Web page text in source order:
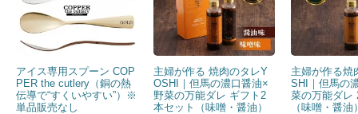
アイス専用スプーン COP
PER the cutlery（銅の熱
伝導で“すくいやすい”）※
単品販売なし
主婦が作る 焼肉のタレY
OSHI｜但馬の濃口醤油×
野菜の万能ダレ ギフト2
本セット（味噌・醤油）
主婦が作る焼
SHI｜但馬の
菜の万能ダレ
（味噌・醤油